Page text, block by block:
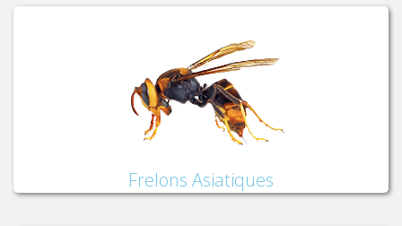
Frelons Asiatiques